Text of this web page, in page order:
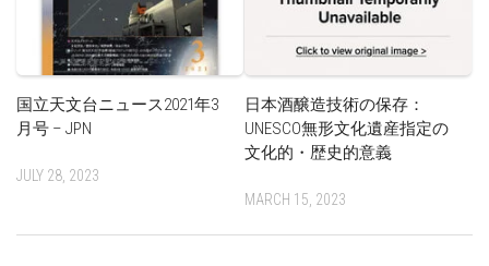
国立天文台ニュース2021年3
月号 – JPN
JULY 28, 2023
日本酒醸造技術の保存：
UNESCO無形文化遺産指定の
文化的・歴史的意義
MARCH 15, 2023